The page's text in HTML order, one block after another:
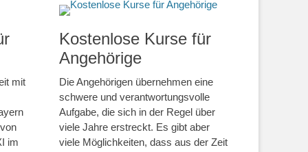
mit
im
Kostenlose Kurse für
Angehörige
Die Angehörigen übernehmen eine
schwere und verantwortungsvolle
Aufgabe, die sich in der Regel über
viele Jahre erstreckt. Es gibt aber
viele Möglichkeiten, dass aus der Zeit